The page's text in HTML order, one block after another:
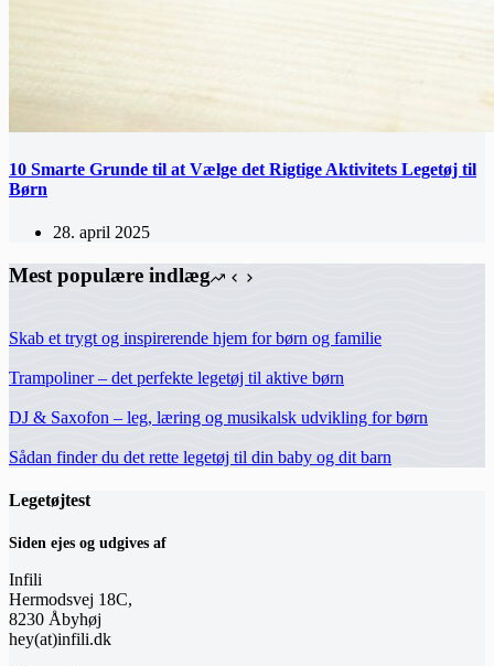
10 Smarte Grunde til at Vælge det Rigtige Aktivitets Legetøj til
Børn
28. april 2025
Mest populære indlæg
Skab et trygt og inspirerende hjem for børn og familie
Trampoliner – det perfekte legetøj til aktive børn
DJ & Saxofon – leg, læring og musikalsk udvikling for børn
Sådan finder du det rette legetøj til din baby og dit barn
Legetøjtest
Siden ejes og udgives af
Infili
Hermodsvej 18C,
8230 Åbyhøj
hey(at)infili.dk